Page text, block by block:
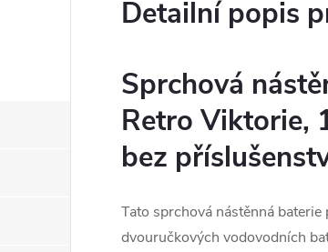
Detailní popis
Sprchová
Retro Viktorie,
bez
Tato sprchová nástěnná baterie
dvouručkových vodovodních